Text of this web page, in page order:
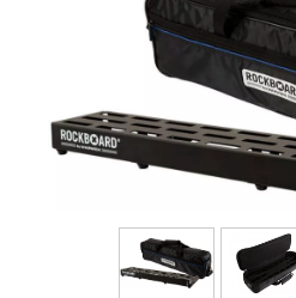
Synthés & Sampleurs
Casques